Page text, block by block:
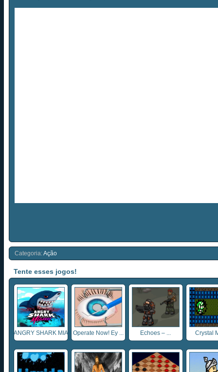
Categoria:Ação
Tente esses jogos!
ANGRY SHARK MIA
...
Operate Now! Ey ... Echoes – ... Crystal